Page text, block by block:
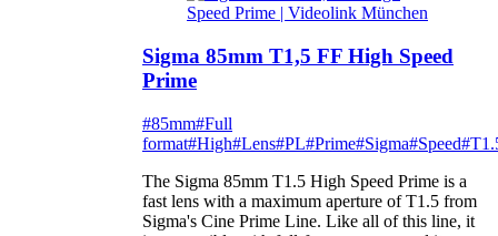
Sigma 85mm T1,5 FF High Speed
Prime
#85mm#Full
format#High#Lens#PL#Prime#Sigma#Speed
The Sigma 85mm T1.5 High Speed Prime is a
fast lens with a maximum aperture of T1.5 from
Sigma's Cine Prime Line. Like all of this line, it